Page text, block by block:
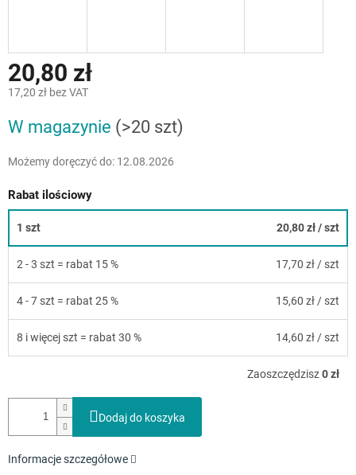
20,80 zł
17,20 zł bez VAT
jednostkowa:
W magazynie (>20 szt)
Możemy doręczyć do: 12.08.2026
Rabat ilościowy
1 szt 20,80 zł/ szt
2 - 3 szt = rabat 15 % 17,70 zł / szt
4 - 7 szt = rabat 25 % 15,60 zł / szt
8 i więcej szt = rabat 30 % 14,60 zł / szt
Zaoszczędzisz0 zł
Dodaj do koszyka
Informacje szczegółowe